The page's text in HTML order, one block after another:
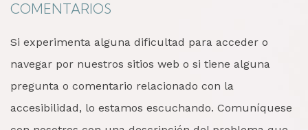
COMENTARIOS
Si experimenta alguna dificultad para acceder o
navegar por nuestros sitios web o si tiene alguna
pregunta o comentario relacionado con la
accesibilidad, lo estamos escuchando. Comuníquese